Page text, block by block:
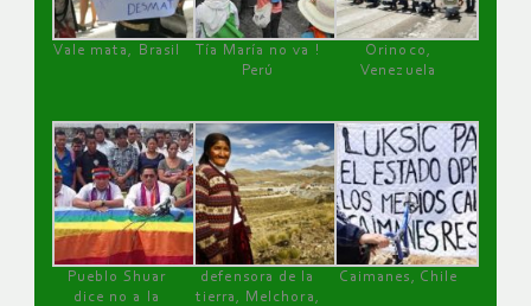
Vale mata, Brasil
Tía María no va !
Perú
Orinoco,
Venezuela
Pueblo Shuar
dice no a la
defensora de la
tierra, Melchora,
Caimanes, Chile